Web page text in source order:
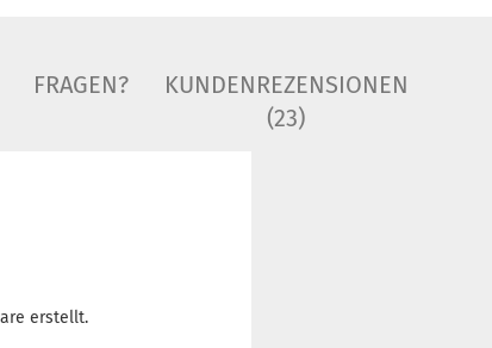
FRAGEN?
KUNDENREZENSIONEN
(23)
erstellt.